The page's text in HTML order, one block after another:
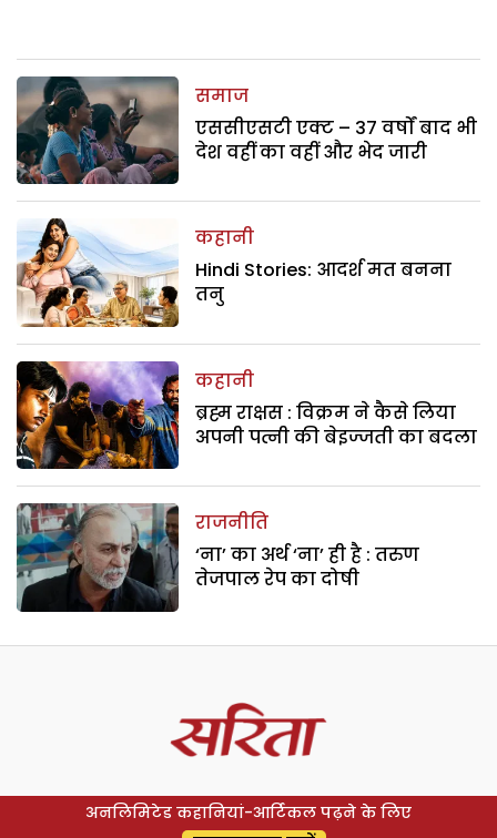
समाज
एससीएसटी एक्ट – 37 वर्षों बाद भी
देश वहीं का वहीं और भेद जारी
कहानी
Hindi Stories: आदर्श मत बनना
तनु
कहानी
ब्रह्म राक्षस : विक्रम ने कैसे लिया
अपनी पत्नी की बेइज्जती का बदला
राजनीति
‘ना’ का अर्थ ‘ना’ ही है : तरुण
तेजपाल रेप का दोषी
अनलिमिटेड कहानियां-आर्टिकल पढ़ने के लिए